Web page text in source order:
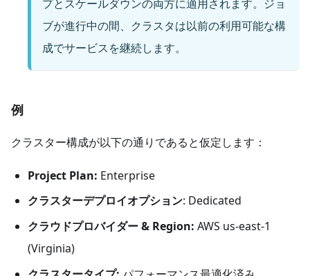
プとスケールダウンの両方に適用されます。ジョ
ブが進行中の間、クラスタは以前の利用可能な構
成でサービスを継続します。
例
クラスター構成が以下の通りであると仮定します：
Project Plan: Enterprise
クラスターデプロイオプション: Dedicated
クラウドプロバイダー & Region: AWS us-east-1
(Virginia)